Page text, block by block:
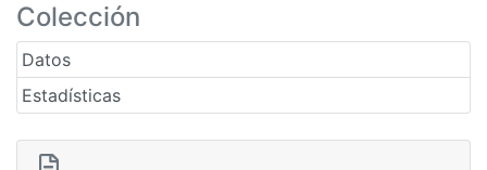
Colección
Datos
Estadísticas